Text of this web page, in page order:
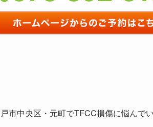
市中央区・元町でTFCC損傷に悩んでい